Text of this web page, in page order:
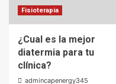
Fisioterapia
¿Cual es la mejor
diatermia para tu
clínica?
admincapenergy345